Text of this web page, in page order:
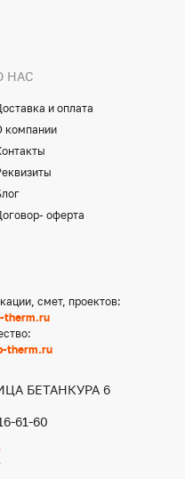
НАС
и оплата
компании
оферта
смет, проектов:
therm.ru
therm.ru
БЕТАНКУРА 6
61-60